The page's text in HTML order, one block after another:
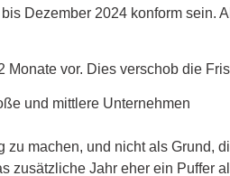
Dezember 2024 konform sein.
vor. Dies verschob die
und mittlere Unternehmen
machen, und nicht als Grund,
zusätzliche Jahr eher ein Puffer